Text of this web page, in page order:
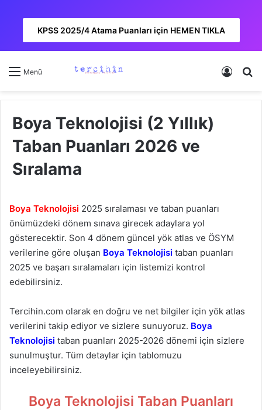
KPSS 2025/4 Atama Puanları için HEMEN TIKLA
Menü Kayıt
Boya Teknolojisi (2 Yıllık)
Taban Puanları 2026 ve
Sıralama
Boya Teknolojisi 2025 sıralaması ve taban puanları
önümüzdeki dönem sınava girecek adaylara yol
gösterecektir. Son 4 dönem güncel yök atlas ve ÖSYM
verilerine göre oluşan Boya Teknolojisi taban puanları
2025 ve başarı sıralamaları için listemizi kontrol
edebilirsiniz.
Tercihin.com olarak en doğru ve net bilgiler için yök atlas
verilerini takip ediyor ve sizlere sunuyoruz. Boya
Teknolojisi taban puanları 2025-2026 dönemi için sizlere
sunulmuştur. Tüm detaylar için tablomuzu
inceleyebilirsiniz.
Boya Teknolojisi Taban Puanları